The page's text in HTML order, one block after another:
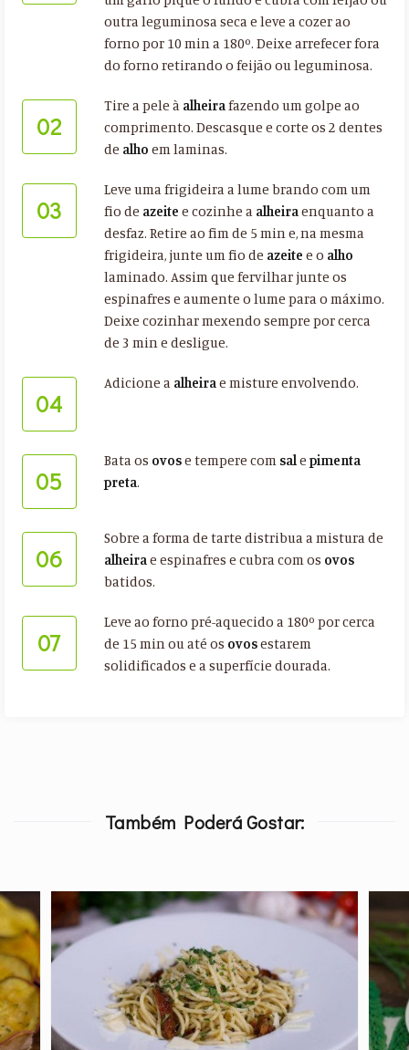
outra leguminosa seca e leve a cozer ao
forno por 10 min a 180º. Deixe arrefecer fora
do forno retirando o feijão ou leguminosa.
02
Tire a pele à alheira fazendo um golpe ao
comprimento. Descasque e corte os 2 dentes
de alho em laminas.
03
Leve uma frigideira a lume brando com um
fio de azeite e cozinhe a alheira enquanto a
desfaz. Retire ao fim de 5 min e, na mesma
frigideira, junte um fio de azeite e o alho
laminado. Assim que fervilhar junte os
espinafres e aumente o lume para o máximo.
Deixe cozinhar mexendo sempre por cerca
de 3 min e desligue.
04
Adicione a alheira e misture envolvendo.
05
Bata os ovose tempere com sal epimenta
preta.
06
Sobre a forma de tarte distribua a mistura de
alheira e espinafres e cubra com os ovos
batidos.
07
Leve ao forno pré-aquecido a 180º por cerca
de 15 min ou até os ovosestarem
solidificados e a superfície dourada.
Também Poderá Gostar: